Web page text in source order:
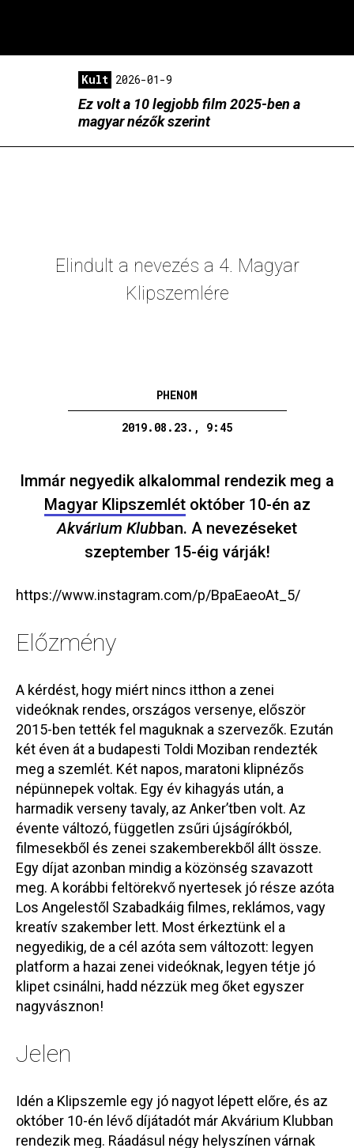
Kult 2026-01-9
Ez volt a 10 legjobb film 2025-ben a
magyar nézők szerint
Elindult a nevezés a 4. Magyar
Klipszemlére
PHENOM
2019.08.23., 9:45
Immár negyedik alkalommal rendezik meg a
Magyar Klipszemlétoktóber 10-én az
Akvárium Klubban. A nevezéseket
szeptember 15-éig várják!
https://www.instagram.com/p/BpaEaeoAt_5/
Előzmény
A kérdést, hogy miért nincs itthon a zenei
videóknak rendes, országos versenye, először
2015-ben tették fel maguknak a szervezők. Ezután
két éven át a budapesti Toldi Moziban rendezték
meg a szemlét. Két napos, maratoni klipnézős
népünnepek voltak. Egy év kihagyás után, a
harmadik verseny tavaly, az Anker’tben volt. Az
évente változó, független zsűri újságírókból,
filmesekből és zenei szakemberekből állt össze.
Egy díjat azonban mindig a közönség szavazott
meg. A korábbi feltörekvő nyertesek jó része azóta
Los Angelestől Szabadkáig filmes, reklámos, vagy
kreatív szakember lett. Most érkeztünk el a
negyedikig, de a cél azóta sem változott: legyen
platform a hazai zenei videóknak, legyen tétje jó
klipet csinálni, hadd nézzük meg őket egyszer
nagyvásznon!
Jelen
Idén a Klipszemle egy jó nagyot lépett előre, és az
október 10-én lévő díjátadót már Akvárium Klubban
rendezik meg. Ráadásul négy helyszínen várnak